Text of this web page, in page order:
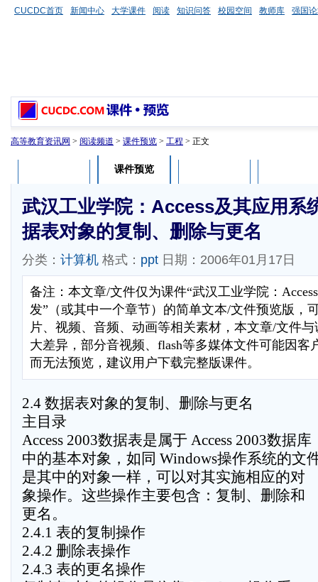
CUCDC首页 新闻中心 大学课件 阅读 知识问答 校园空间 教师库 强国
高等教育资讯网 > 阅读频道 > 课件预览 > 工程 > 正文
课件预览
武汉工业学院：Access及其应用系
据表对象的复制、删除与更名
分类： 计算机 格式： ppt 日期：2006年01月17日
备注：本文章/文件仅为课件“武汉工业学院：
发”（或其中一个章节）的简单文本/文件预览版，
片、视频、音频、动画等相关素材，本文章/文件
大差异，部分音视频、flash等多媒体文件可能因客
而无法预览，建议用户下载完整版课件。
2.4 数据表对象的复制、删除与更名
主目录
Access 2003数据表是属于 Access 2003数据库
中的基本对象，如同 Windows操作系统的文
是其中的对象一样，可以对其实施相应的对
象操作。这些操作主要包含：复制、删除和
更名。
2.4.1 表的复制操作
2.4.2 删除表操作
2.4.3 表的更名操作